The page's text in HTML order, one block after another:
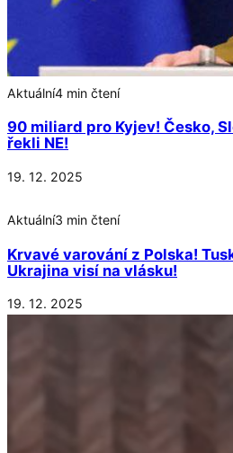
Aktuální4 min čtení
90 miliard pro Kyjev! Česko,
řekli NE!
19. 12. 2025
Aktuální3 min čtení
Krvavé varování z Polska!
Ukrajina visí na vlásku!
19. 12. 2025